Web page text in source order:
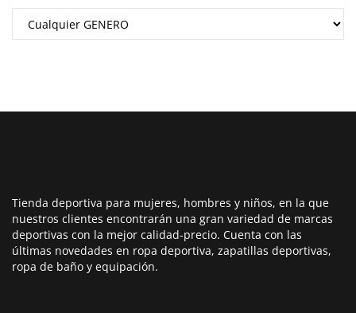
Tienda deportiva para mujeres, hombres y niños, en la que
nuestros clientes encontrarán una gran variedad de marcas
deportivas con la mejor calidad-precio. Cuenta con las
últimas novedades en ropa deportiva, zapatillas deportivas,
ropa de baño y equipación.